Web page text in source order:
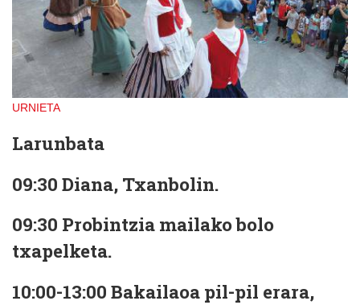
URNIETA
Larunbata
09:30 Diana, Txanbolin.
09:30 Probintzia mailako bolo
txapelketa.
10:00-13:00 Bakailaoa pil-pil erara,